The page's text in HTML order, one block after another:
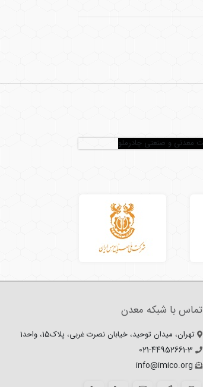
تماس با شبکه معدن
تهران، میدان توحید، خیابان نصرت غربی، پلاک15، واحد1
021-44952661-3
info@imico.org